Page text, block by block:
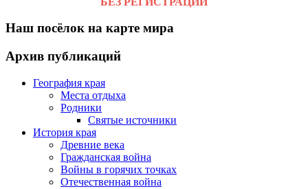
Наш посёлок на карте мира
Архив публикаций
География края
Места отдыха
Родники
Святые источники
История края
Древние века
Гражданская война
Войны в горячих точках
Отечественная война